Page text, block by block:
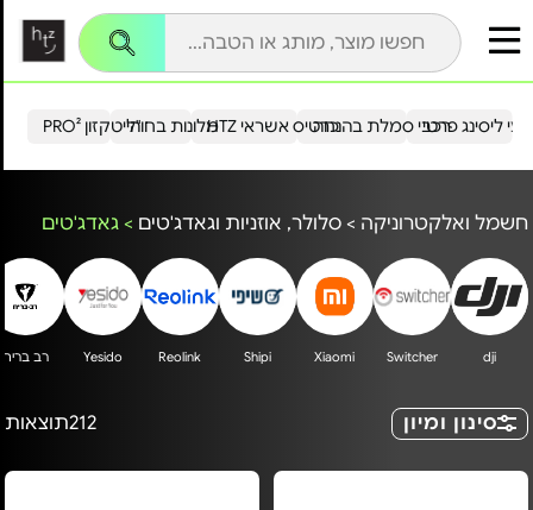
הייטקזון PRO²מלונות בחו"ל כרטיס אשראי HTZ ליסינג פרטירכבי סמלת בהנחה
חשמל ואלקטרוניקה > סלולר, אוזניות וגאדג'טים > גאדג'טים
dji
Switcher
Xiaomi
Shipi
Reolink
Yesido רב בריח
סינון ומיון 212תוצאות